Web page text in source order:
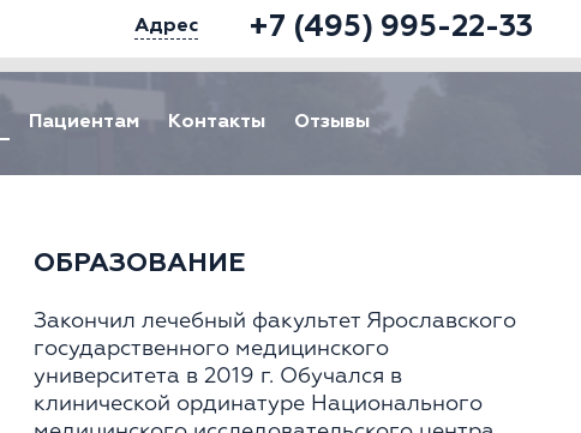
Адрес +7 (495) 995-22-33
Пациентам Контакты Отзывы
ОБРАЗОВАНИЕ
Закончил лечебный факультет Ярославского
государственного медицинского
университета в 2019 г. Обучался в
клинической ординатуре Национального